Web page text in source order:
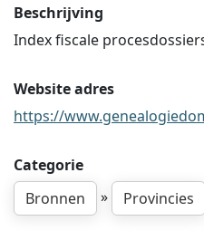
Beschrijving
Index fiscale
Website adres
https://
Categorie
Bronnen
» Provincies